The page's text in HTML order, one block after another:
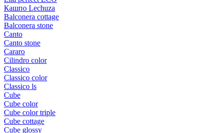
Кашпо Lechuza
Balconera cottage
Balconera stone
Canto
Canto stone
Cararo
Cilindro color
Classico
Classico color
Classico ls
Cube
Cube color
Cube color triple
Cube cottage
Cube glossy